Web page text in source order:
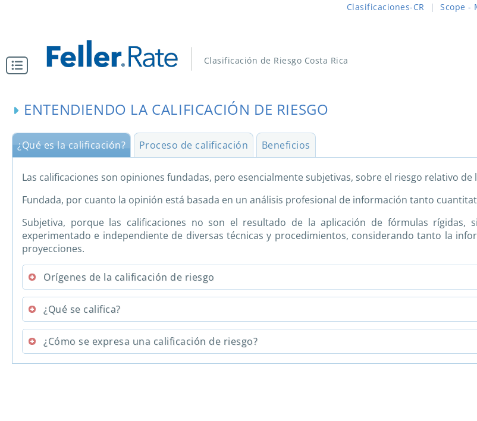
Clasificación de Riesgo Costa Rica
Clasificaciones-CR |Scope -
ENTENDIENDO LA CALIFICACIÓN DE RIESGO
¿Qué es la calificación? Proceso de calificación Beneficios
Las calificaciones son opiniones fundadas, pero esencialmente subjetivas, sobre el riesgo relativo
Fundada, por cuanto la opinión está basada en un análisis profesional de información tanto
Subjetiva, porque las calificaciones no son el resultado de la aplicación de fórmulas rígidas,
experimentado e independiente de diversas técnicas y procedimientos, considerando tanto la
proyecciones.
Orígenes de la calificación de riesgo
¿Qué se califica?
¿Cómo se expresa una calificación de riesgo?